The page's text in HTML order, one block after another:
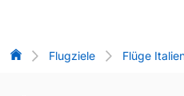
Flug-Vergleich
Flugziele Flüge